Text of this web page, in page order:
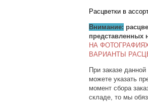
Расцветки в
Внимание:
представленных
НА
ВАРИАНТЫ
При заказе
можете указать
момент сбора
складе, то мы